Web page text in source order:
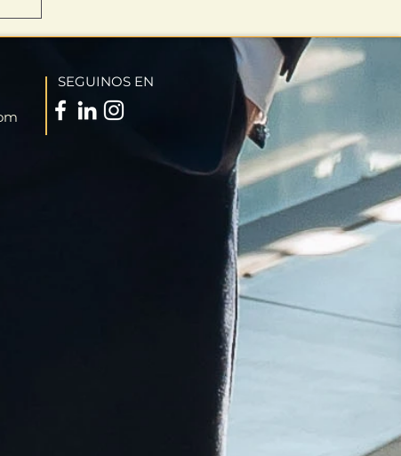
SEGUINOS EN